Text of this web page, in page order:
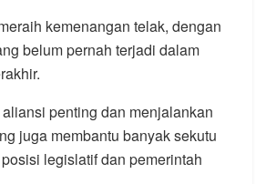
kemenangan telak, dengan
belum pernah terjadi dalam
penting dan menjalankan
juga membantu banyak sekutu
legislatif dan pemerintah